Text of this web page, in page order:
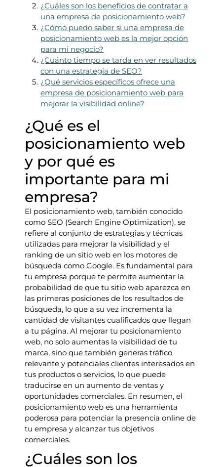
¿Cuáles son los beneficios de contratar a
una empresa de posicionamiento web?
¿Cómo puedo saber si una empresa de
posicionamiento web es la mejor opción
para mi negocio?
¿Cuánto tiempo se tarda en ver resultados
con una estrategia de SEO?
¿Qué servicios específicos ofrece una
empresa de posicionamiento web para
mejorar la visibilidad online?
¿Qué es el
posicionamiento web
y por qué es
importante para mi
empresa?
El posicionamiento web, también conocido
como SEO (Search Engine Optimization), se
refiere al conjunto de estrategias y técnicas
utilizadas para mejorar la visibilidad y el
ranking de un sitio web en los motores de
búsqueda como Google. Es fundamental para
tu empresa porque te permite aumentar la
probabilidad de que tu sitio web aparezca en
las primeras posiciones de los resultados de
búsqueda, lo que a su vez incrementa la
cantidad de visitantes cualificados que llegan
a tu página. Al mejorar tu posicionamiento
web, no solo aumentas la visibilidad de tu
marca, sino que también generas tráfico
relevante y potenciales clientes interesados en
tus productos o servicios, lo que puede
traducirse en un aumento de ventas y
oportunidades comerciales. En resumen, el
posicionamiento web es una herramienta
poderosa para potenciar la presencia online de
tu empresa y alcanzar tus objetivos
comerciales.
¿Cuáles son los